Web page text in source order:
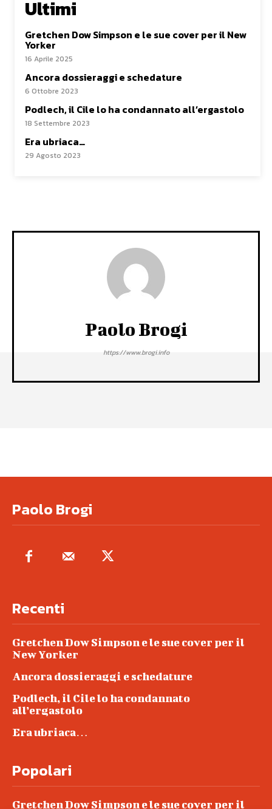
Ultimi
Gretchen Dow Simpson e le sue cover per il New
Yorker
16 Aprile 2025
Ancora dossieraggi e schedature
6 Ottobre 2023
Podlech, il Cile lo ha condannato all’ergastolo
18 Settembre 2023
Era ubriaca…
29 Agosto 2023
Paolo Brogi
https://www.brogi.info
Paolo Brogi
Recenti
Gretchen Dow Simpson e le sue cover per il
New Yorker
Ancora dossieraggi e schedature
Podlech, il Cile lo ha condannato
all’ergastolo
Era ubriaca…
Popolari
Gretchen Dow Simpson e le sue cover per il